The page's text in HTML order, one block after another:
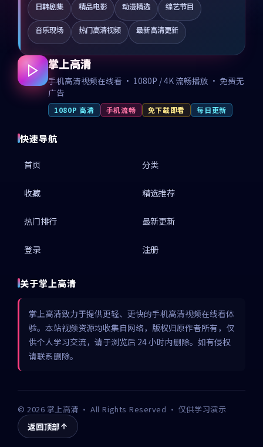
日韩剧集 精品电影 动漫精选 综艺节目
音乐现场 热门高清视频 最新高清更新
掌上高清
手机高清视频在线看 · 1080P / 4K 流畅播放 · 免费无
广告
1080P 高清 手机流畅 免下载即看 每日更新
快速导航
首页 分类
收藏 精选推荐
热门排行 最新更新
登录 注册
关于掌上高清
掌上高清致力于提供更轻、更快的手机高清视频在线看体
验。本站视频资源均收集自网络，版权归原作者所有，仅
供个人学习交流，请于浏览后 24 小时内删除。如有侵权
请联系删除。
©2026 掌上高清 · All Rights Reserved · 仅供学习演示
返回顶部